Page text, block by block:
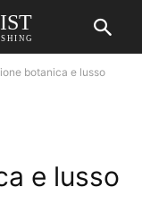
botanica e lusso
e lusso